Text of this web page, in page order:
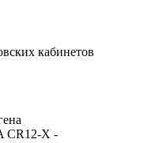
кабинетов
CR12-X -